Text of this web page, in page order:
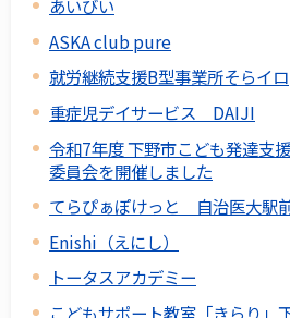
あいびい
ASKA club pure
就労継続支援B型事業所そらイロ
重症児デイサービス DAIJI
令和7年度 下野市こども発達支
委員会を開催しました
てらぴぁぽけっと 自治医大駅
Enishi（えにし）
トータスアカデミー
こどもサポート教室「きらり」